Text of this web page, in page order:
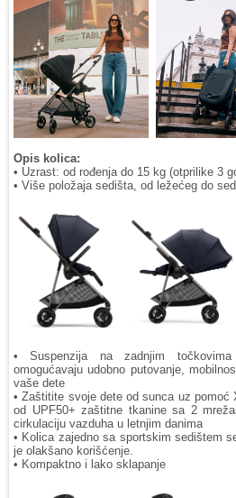
Opis kolica:
• Uzrast: od rođenja do 15 kg (otprilike 3
• Više položaja sedišta, od ležećeg do
• Suspenzija na zadnjim
omogućavaju udobno putovanje,
vaše dete
• Zaštitite svoje dete od sunca uz pomoć
od UPF50+ zaštitne tkanine sa 2
cirkulaciju vazduha u letnjim danima
• Kolica zajedno sa sportskim sedištem
je olakšano korišćenje.
• Kompaktno i lako sklapanje